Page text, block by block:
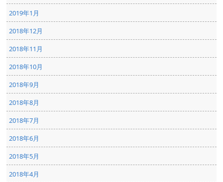
2019年1月
2018年12月
2018年11月
2018年10月
2018年9月
2018年8月
2018年7月
2018年6月
2018年5月
2018年4月